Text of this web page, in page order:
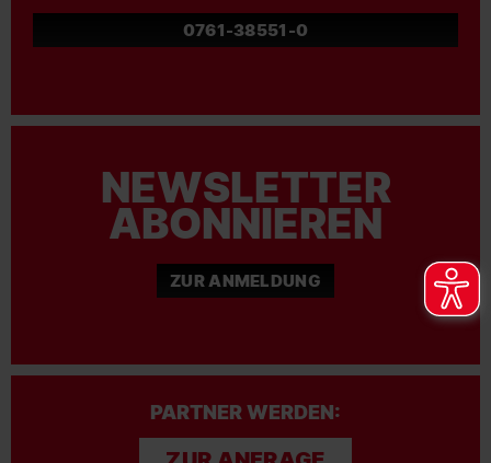
0761-38551-0
NEWSLETTER
ABONNIEREN
ZUR ANMELDUNG
PARTNER WERDEN: